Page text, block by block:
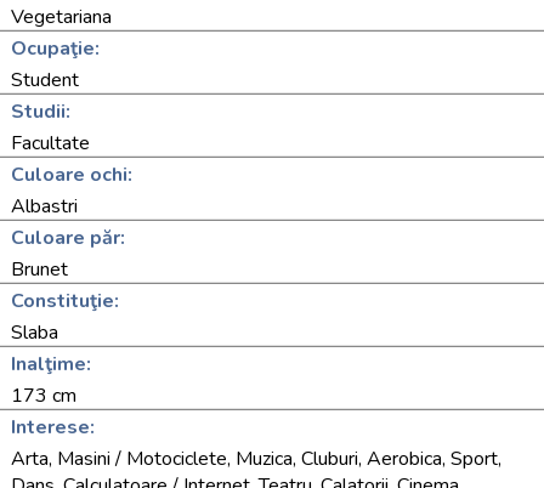
Vegetariana
Ocupaţie:
Student
Studii:
Facultate
Culoare ochi:
Albastri
Culoare păr:
Brunet
Constituţie:
Slaba
Inalţime:
173 cm
Interese:
Arta, Masini / Motociclete, Muzica, Cluburi, Aerobica, Sport,